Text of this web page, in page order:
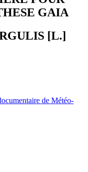
GAIA
[L.]
de Météo-